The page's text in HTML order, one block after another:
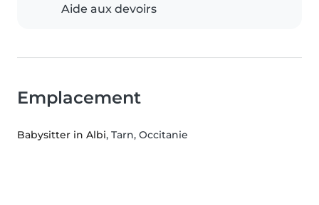
Aide aux devoirs
Emplacement
Babysitter in Albi, Tarn, Occitanie